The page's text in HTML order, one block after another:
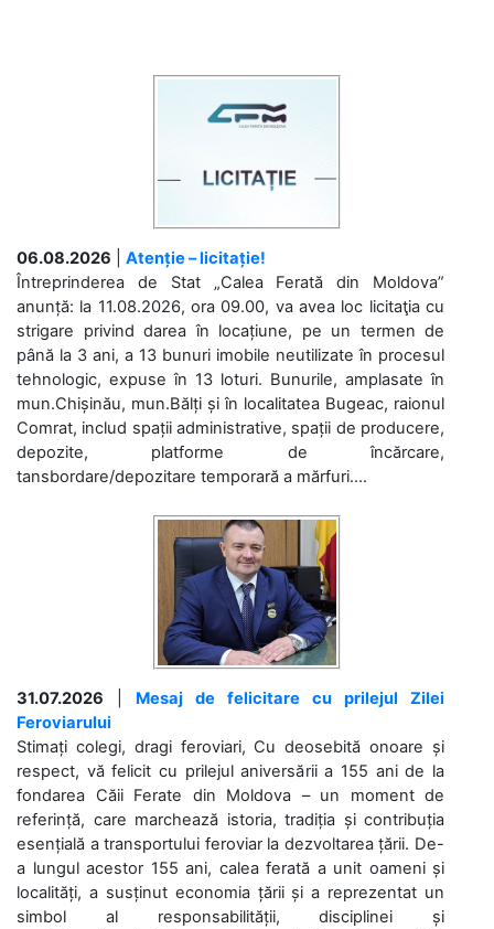
06.08.2026
Atenție – licitație!
Întreprinderea de Stat „Calea Ferată din Moldova”
anunță: la 11.08.2026, ora 09.00, va avea loc licitaţia cu
strigare privind darea în locațiune, pe un termen de
până la 3 ani, a 13 bunuri imobile neutilizate în procesul
tehnologic, expuse în 13 loturi. Bunurile, amplasate în
mun.Chișinău, mun.Bălți și în localitatea Bugeac, raionul
Comrat, includ spații administrative, spații de producere,
depozite, platforme de încărcare,
tansbordare/depozitare temporară a mărfuri....
31.07.2026
Mesaj de felicitare cu prilejul Zilei
Feroviarului
Stimați colegi, dragi feroviari, Cu deosebită onoare și
respect, vă felicit cu prilejul aniversării a 155 ani de la
fondarea Căii Ferate din Moldova – un moment de
referință, care marchează istoria, tradiția și contribuția
esențială a transportului feroviar la dezvoltarea țării. De-
a lungul acestor 155 ani, calea ferată a unit oameni și
localități, a susținut economia țării și a reprezentat un
simbol al responsabilității, disciplinei și